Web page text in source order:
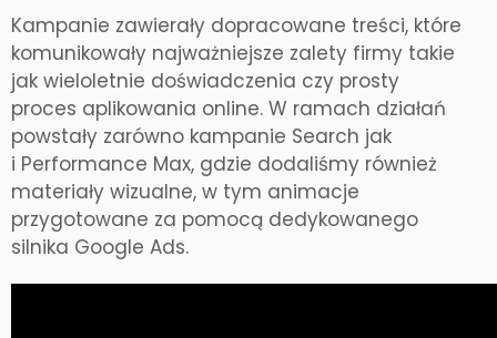
Kampanie zawierały dopracowane treści, które
komunikowały najważniejsze zalety firmy takie
jak wieloletnie doświadczenia czy prosty
proces aplikowania online. W ramach działań
powstały zarówno kampanie Search jak
i Performance Max, gdzie dodaliśmy również
materiały wizualne, w tym animacje
przygotowane za pomocą dedykowanego
silnika Google Ads.